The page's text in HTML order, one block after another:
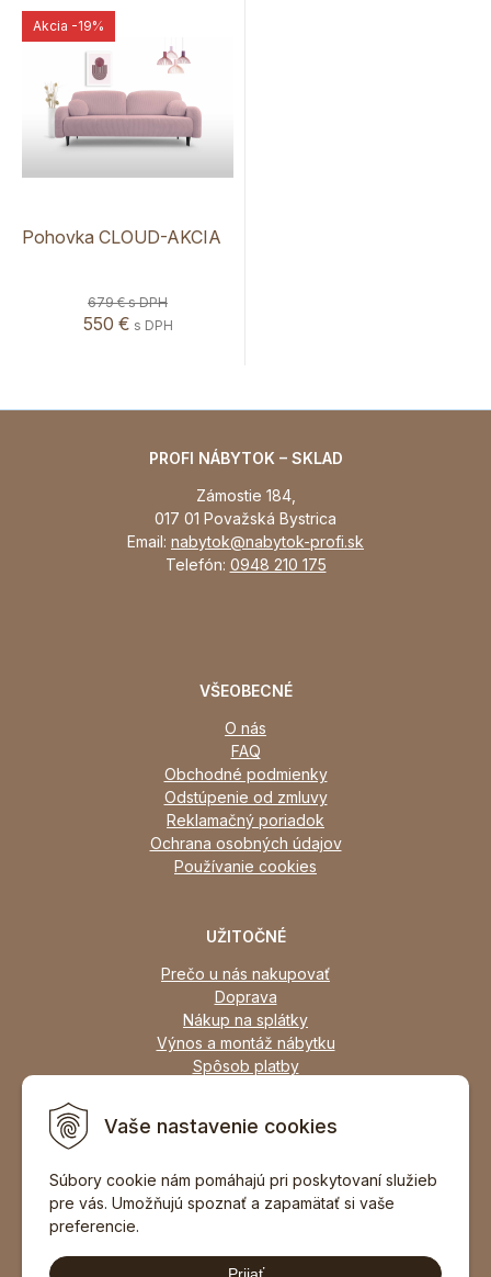
Vaše nastavenie cookies
Súbory cookie nám pomáhajú pri poskytovaní služieb
pre vás. Umožňujú spoznať a zapamätať si vaše
preferencie.
Pohovka CLOUD-AKCIA
Akcia -19%
679 €s DPH
550 € s DPH
PROFI NÁBYTOK – SKLAD
Zámostie 184,
017 01 Považská Bystrica
Email: nabytok@nabytok-profi.sk
Telefón: 0948 210 175
VŠEOBECNÉ
O nás
FAQ
Obchodné podmienky
Odstúpenie od zmluvy
Reklamačný poriadok
Ochrana osobných údajov
Používanie cookies
UŽITOČNÉ
Prečo u nás nakupovať
Doprava
Nákup na splátky
Výnos a montáž nábytku
Spôsob platby
Zariadime všetky typy interiérov
DOPORUČIŤ ZNÁMEMU